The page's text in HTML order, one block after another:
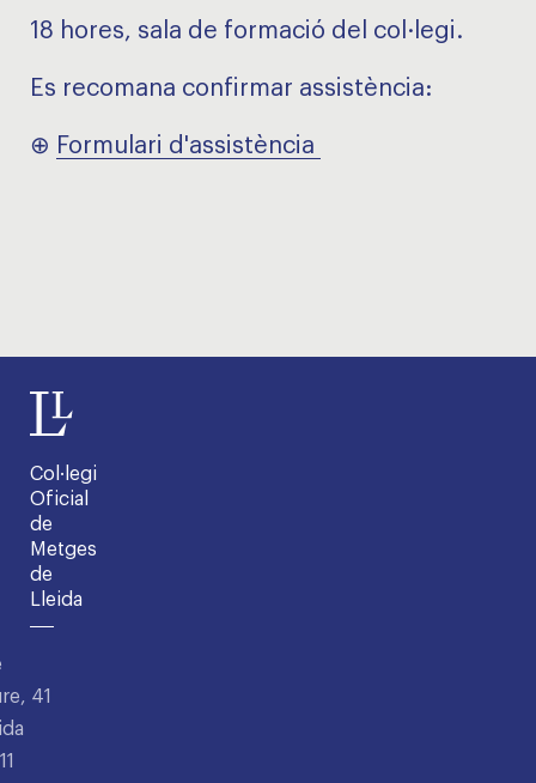
18 hores, sala de formació del col·legi.
Es recomana confirmar assistència:
⊕ Formulari d'assistència
Col·legi
Oficial
de
Metges
de
Lleida
41